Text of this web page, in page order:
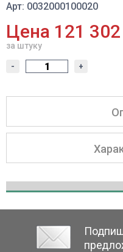
Арт: 0032000100020
Цена 121
за штуку
- +